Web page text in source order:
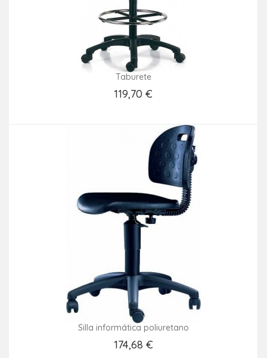
Taburete
119,70 €
Silla informática poliuretano
174,68 €